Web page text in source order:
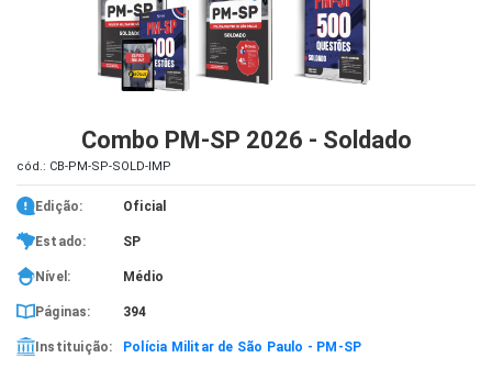
Combo PM-SP 2026 - Soldado
cód.: CB-PM-SP-SOLD-IMP
Edição: Oficial
Estado: SP
Nível: Médio
Páginas: 394
Instituição: Polícia Militar de São Paulo - PM-SP